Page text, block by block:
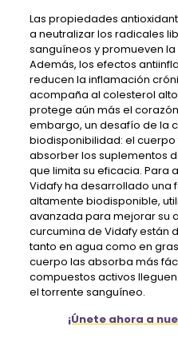
Las propiedades
a neutralizar los radicales
sanguíneos y promueven
Además, los efectos
reducen la inflamación
acompaña al colesterol
protege aún más el
embargo, un desafío de la
biodisponibilidad: el
absorber los suplementos
que limita su eficacia. Para
Vidafy ha desarrollado una
altamente biodisponible,
avanzada para mejorar su
curcumina de Vidafy están
tanto en agua como en
cuerpo las absorba más
compuestos activos
el torrente sanguíneo.
¡Únete ahora a